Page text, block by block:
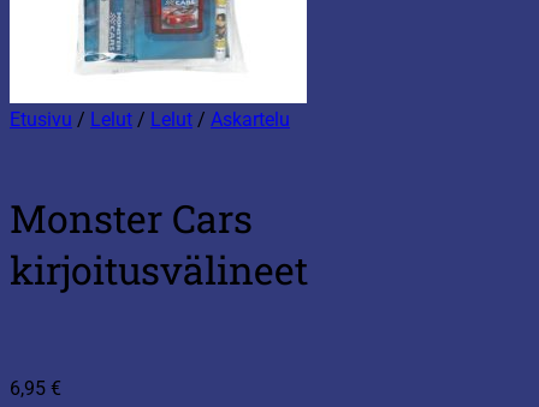
Etusivu / Lelut / Lelut / Askartelu
Monster Cars
kirjoitusvälineet
6,95 €